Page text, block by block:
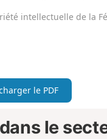
intellectuelle de la
le PDF
le